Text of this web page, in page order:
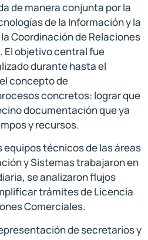
de manera conjunta por la
de la Información y la
Coordinación de Relaciones
El objetivo central fue
durante hasta el
concepto de
concretos: lograr que
documentación que ya
y recursos.
técnicos de las áreas
y Sistemas trabajaron en
se analizaron flujos
trámites de Licencia
Comerciales.
de secretarios y